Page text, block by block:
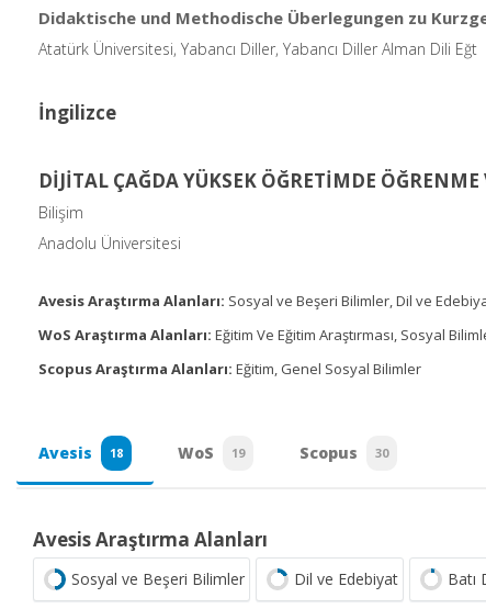
Didaktische und Methodische Überlegungen zu
Atatürk Üniversitesi, Yabancı Diller, Yabancı Diller Alman Dili Eğt
İngilizce
DİJİTAL ÇAĞDA YÜKSEK ÖĞRETİMDE ÖĞRENME
Bilişim
Anadolu Üniversitesi
Avesis Araştırma Alanları: Sosyal ve Beşeri Bilimler, Dil ve
WoS Araştırma Alanları: Eğitim Ve Eğitim Araştırması, Sosyal
Scopus Araştırma Alanları: Eğitim, Genel Sosyal Bilimler
Avesis 18 WoS 19 Scopus 30
Avesis Araştırma Alanları
Sosyal ve Beşeri Bilimler Dil ve Edebiyat Batı